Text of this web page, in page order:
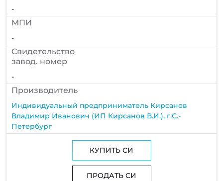
-
МПИ
-
Cвидетельство
завод. номер
-
Производитель
Индивидуальный предприниматель Кирсанов
Владимир Иванович (ИП Кирсанов В.И.), г.С.-
Петербург
КУПИТЬ СИ
ПРОДАТЬ СИ